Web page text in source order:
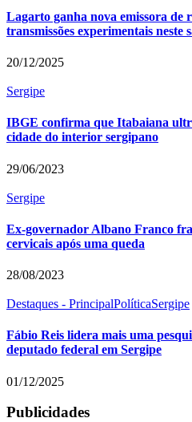
Lagarto ganha nova emissora de
transmissões experimentais neste
20/12/2025
Sergipe
IBGE confirma que Itabaiana
cidade do interior sergipano
29/06/2023
Sergipe
Ex-governador Albano Franco
cervicais após uma queda
28/08/2023
Destaques - PrincipalPolíticaSergipe
Fábio Reis lidera mais uma
deputado federal em Sergipe
01/12/2025
Publicidades